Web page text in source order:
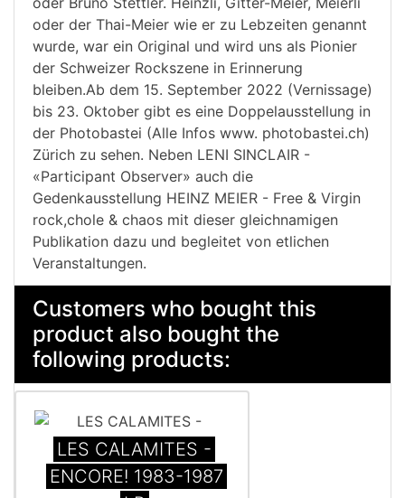
oder der Thai-Meier wie er zu Lebzeiten genannt
wurde, war ein Original und wird uns als Pionier
der Schweizer Rockszene in Erinnerung
bleiben.Ab dem 15. September 2022 (Vernissage)
bis 23. Oktober gibt es eine Doppelausstellung in
der Photobastei (Alle Infos www. photobastei.ch)
Zürich zu sehen. Neben LENI SINCLAIR -
«Participant Observer» auch die
Gedenkausstellung HEINZ MEIER - Free & Virgin
rock,chole & chaos mit dieser gleichnamigen
Publikation dazu und begleitet von etlichen
Veranstaltungen.
Customers who bought this
product also bought the
following products:
LES CALAMITES -
ENCORE! 1983-1987